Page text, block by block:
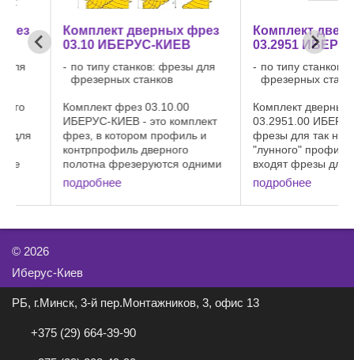
Комплект дверных фрез
03.10 ИБЕРУС-КИЕВ
по типу станков: фрезы для
фрезерных станков
Комплект фрез 03.10.00
ИБЕРУС-КИЕВ - это комплект
фрез, в котором профиль и
контрпрофиль дверного
полотна фрезеруются одними
и теми же фрезами. Паз под
стекло или филенку
регулируется
возможно ...
подробнее
Комплект дверных
03.2951 ИБЕРУС-
по типу станков:
фрезерных станков
Комплект дверных фрез
03.2951.00 ИБЕРУС-
фрезы для так
"лунного" профиля. В
входят фрезы для
промежуточной
профиль которой
профиль дверного
подробнее
© 2026
Иберус-Киев
РБ, г.Минск, 3-й пер.Монтажников, 3, офис 13
+375 (29) 664-39-90